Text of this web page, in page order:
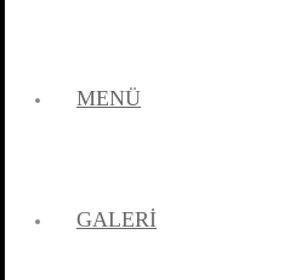
MENÜ
GALERI